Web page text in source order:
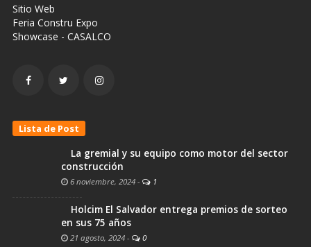
Sitio Web
Feria Constru Expo
Showcase - CASALCO
Lista de Post
La gremial y su equipo como motor del sector
construcción
6 noviembre, 2024 - 1
Holcim El Salvador entrega premios de sorteo
en sus 75 años
21 agosto, 2024 - 0